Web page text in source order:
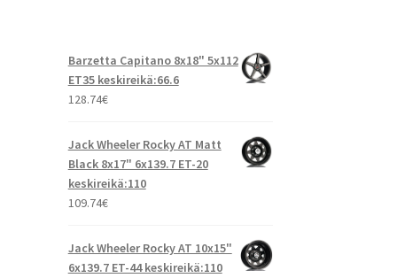
Barzetta Capitano 8x18" 5x112
ET35 keskireikä:66.6
128.74€
Jack Wheeler Rocky AT Matt
Black 8x17" 6x139.7 ET-20
keskireikä:110
109.74€
Jack Wheeler Rocky AT 10x15"
6x139.7 ET-44 keskireikä:110